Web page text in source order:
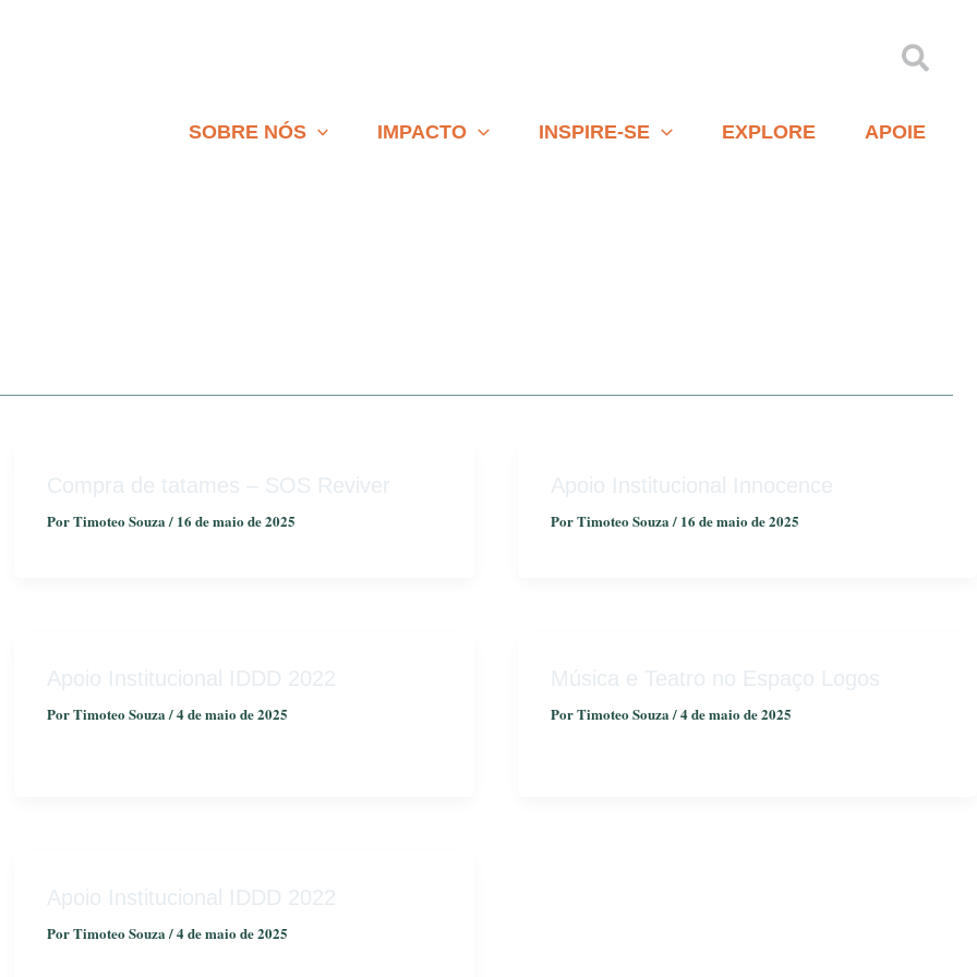
SOBRE NÓS IMPACTO INSPIRE-SE EXPLORE APOIE
Compra de tatames – SOS Reviver
PorTimoteo Souza/ 16 de maio de 2025
Apoio Institucional Innocence
PorTimoteo Souza/ 16 de maio de 2025
Apoio Institucional IDDD 2022
PorTimoteo Souza/4 de maio de 2025
Música e Teatro no Espaço Logos
PorTimoteo Souza/4 de maio de 2025
Apoio Institucional IDDD 2022
PorTimoteo Souza/4 de maio de 2025